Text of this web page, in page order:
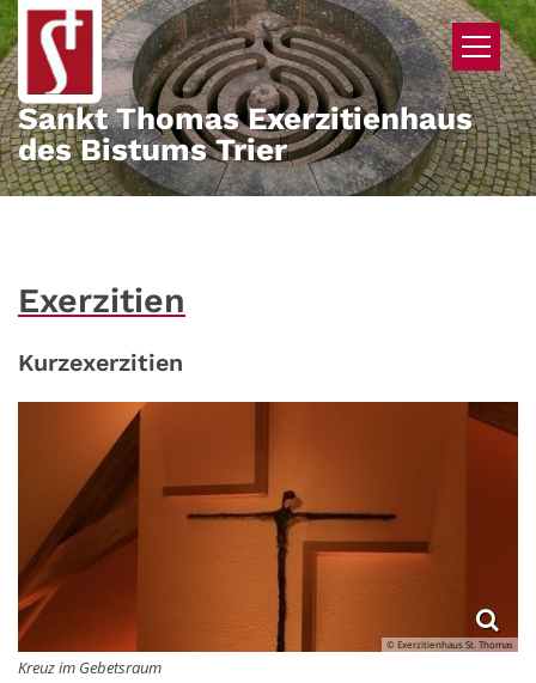
Zum Inhalt springen
Sankt Thomas Exerzitienhaus
des Bistums Trier
Exerzitien
Kurzexerzitien
© Exerzitienhaus St. Thomas
Kreuz im Gebetsraum